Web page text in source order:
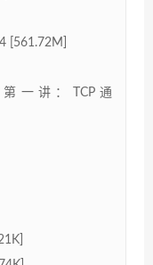
[561.72M]
第一讲：TCP通